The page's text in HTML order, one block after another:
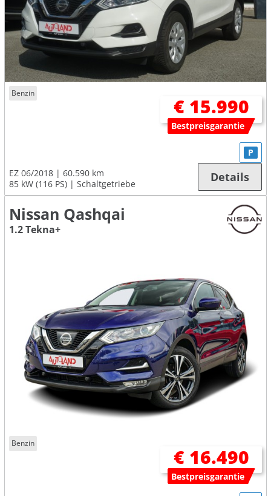
Benzin
€ 15.990
Bestpreisgarantie
EZ 06/2018
60.590 km
85 kW (116 PS)
Schaltgetriebe
P
Details
Nissan Qashqai
1.2 Tekna+
Benzin
€ 16.490
Bestpreisgarantie